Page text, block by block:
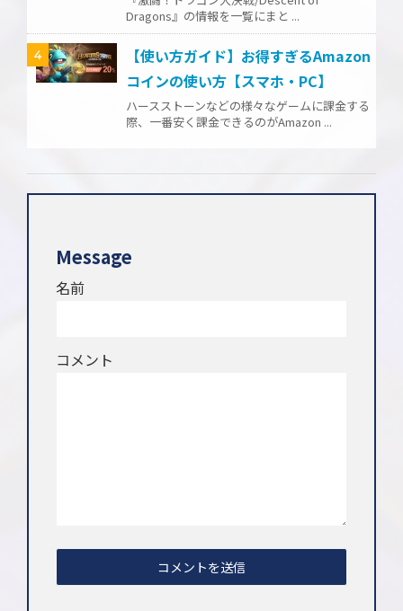
Dragons』の情報を一覧にまと ...
4
【使い方ガイド】お得すぎるAmazon
コインの使い方【スマホ・PC】
ハースストーンなどの様々なゲームに課金する
際、一番安く課金できるのがAmazon ...
Message
名前
コメント